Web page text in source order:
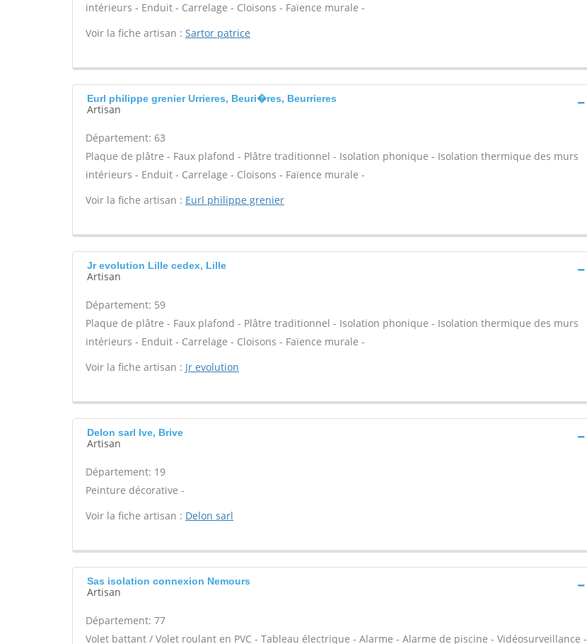
intérieurs - Enduit - Carrelage - Cloisons - Faïence murale -
Voir la fiche artisan : Sartor patrice
Eurl philippe grenier Urrieres, Beuri�res, Beurrieres
Artisan
Département: 63
Plaque de plâtre - Faux plafond - Plâtre traditionnel - Isolation phonique - Isolation thermique des murs
intérieurs - Enduit - Carrelage - Cloisons - Faïence murale -
Voir la fiche artisan : Eurl philippe grenier
Jr evolution Lille cedex, Lille
Artisan
Département: 59
Plaque de plâtre - Faux plafond - Plâtre traditionnel - Isolation phonique - Isolation thermique des murs
intérieurs - Enduit - Carrelage - Cloisons - Faïence murale -
Voir la fiche artisan : Jr evolution
Delon sarl Ive, Brive
Artisan
Département: 19
Peinture décorative -
Voir la fiche artisan : Delon sarl
Sas isolation connexion Nemours
Artisan
Département: 77
Volet battant / Volet roulant en PVC - Tableau électrique - Alarme - Alarme de piscine - Vidéosurveillance -